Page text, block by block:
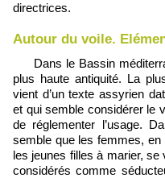
directrices.
Autour du voile.
Dans le Bassin méditerranéen, le voile est connu depuis la
plus haute antiquité. La
vient d’un texte assyrien
et qui semble considérer le
de réglementer l’usage.
semble que les femmes,
les jeunes filles à marier,
considérés comme